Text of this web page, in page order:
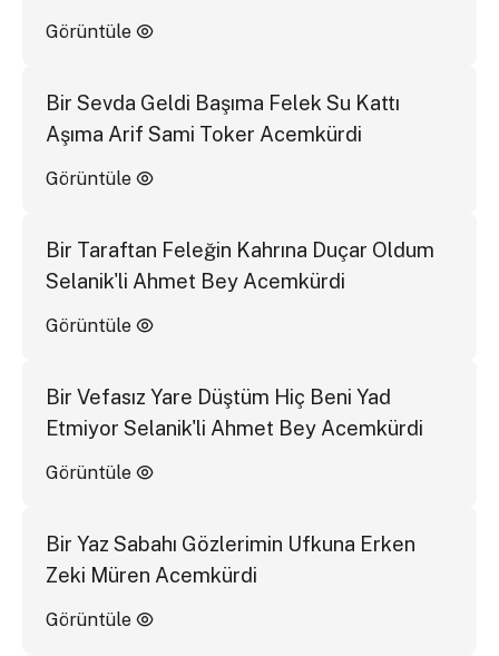
Görüntüle
Bir Sevda Geldi Başıma Felek Su Kattı
Aşıma Arif Sami Toker Acemkürdi
Görüntüle
Bir Taraftan Feleğin Kahrına Duçar Oldum
Selanik'li Ahmet Bey Acemkürdi
Görüntüle
Bir Vefasız Yare Düştüm Hiç Beni Yad
Etmiyor Selanik'li Ahmet Bey Acemkürdi
Görüntüle
Bir Yaz Sabahı Gözlerimin Ufkuna Erken
Zeki Müren Acemkürdi
Görüntüle